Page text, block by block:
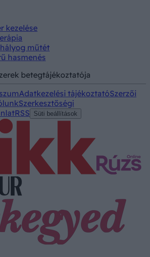
kezelése
műtét
hasmenés
betegtájékoztatója
Adatkezelési tájékoztatóSzerzői
Szerkesztőségi
RSS Süti beállítások